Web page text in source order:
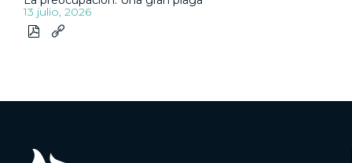
13 julio, 2026
 